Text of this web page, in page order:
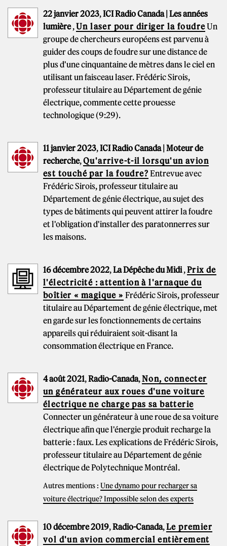
22 janvier 2023,ICI Radio Canada | Les années
lumière,Un laser pour diriger la foudreUn
groupe de chercheurs européens est parvenu à
guider des coups de foudre sur une distance de
plus d'une cinquantaine de mètres dans le ciel en
utilisant un faisceau laser. Frédéric Sirois,
professeur titulaire au Département de génie
électrique, commente cette prouesse
technologique (9:29).
11 janvier 2023,ICI Radio Canada | Moteur de
recherche,Qu'arrive-t-il lorsqu'un avion
est touché par la foudre? Entrevue avec
Frédéric Sirois, professeur titulaire au
Département de génie électrique, au sujet des
types de bâtiments qui peuvent attirer la foudre
et l'obligation d'installer des paratonnerres sur
les maisons.
16 décembre 2022,La Dépêche du Midi,Prix de
l'électricité : attention à l'arnaque du
boîtier « magique » Frédéric Sirois, professeur
titulaire au Département de génie électrique, met
en garde sur les fonctionnements de certains
appareils qui réduiraient soit-disant la
consommation électrique en France.
4 août 2021,Radio-Canada,Non, connecter
un générateur aux roues d'une voiture
électrique ne charge pas sa batterie
Connecter un générateur à une roue de sa voiture
électrique afin que l'énergie produit recharge la
batterie : faux. Les explications de Frédéric Sirois,
professeur titulaire au Département de génie
électrique de Polytechnique Montréal.
Autres mentions : Une dynamo pour recharger sa
voiture électrique? Impossible selon des experts
10 décembre 2019,Radio-Canada,Le premier
vol d'un avion commercial entièrement